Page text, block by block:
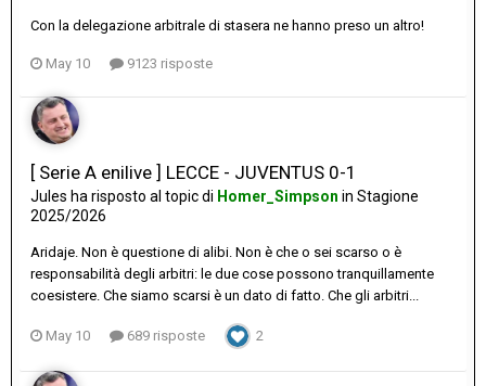
Con la delegazione arbitrale di stasera ne hanno preso un altro!
May 10 9123 risposte
[ Serie A enilive ] LECCE - JUVENTUS 0-1
Jules ha risposto al topic di Homer_Simpson in Stagione
2025/2026
Aridaje. Non è questione di alibi. Non è che o sei scarso o è
responsabilità degli arbitri: le due cose possono tranquillamente
coesistere. Che siamo scarsi è un dato di fatto. Che gli arbitri...
May 10 689 risposte 2